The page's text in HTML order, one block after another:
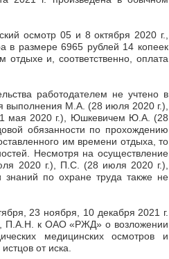
осмотр 05 и 8 октября 2020 г.,
в размере 6965 рублей 14 копеек
и, соответственно, оплата
работодателем не учтено в
выполнения М.А. (28 июля 2020 г.),
мая 2020 г.), Юшкевичем Ю.А. (28
обязанности по прохождению
им времени отдыха, то
Несмотря на осуществление
2020 г.), П.С. (28 июля 2020 г.),
по охране труда также не
23 ноября, 10 декабря 2021 г.
П.А.Н. к ОАО «РЖД» о возложении
медицинских осмотров и
от иска.